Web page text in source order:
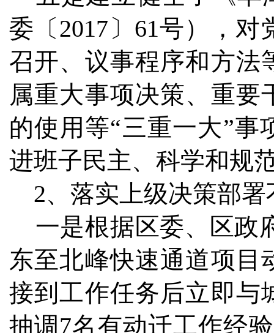
委〔2017〕61号），
召开、议事程序和方法
属重大事项决策、重要
的使用等“三重一大”
进班子民主、科学和规
2、落实上级决策部署
一是根据区委、区政
东至北峰快速通道项目
接到工作任务后立即与
抽调7名有动迁工作经